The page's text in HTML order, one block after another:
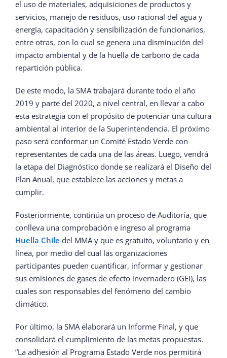
el uso de materiales, adquisiciones de productos y
servicios, manejo de residuos, uso racional del agua y
energía, capacitación y sensibilización de funcionarios,
entre otras, con lo cual se genera una disminución del
impacto ambiental y de la huella de carbono de cada
repartición pública.
De este modo, la SMA trabajará durante todo el año
2019 y parte del 2020, a nivel central, en llevar a cabo
esta estrategia con el propósito de potenciar una cultura
ambiental al interior de la Superintendencia. El próximo
paso será conformar un Comité Estado Verde con
representantes de cada una de las áreas. Luego, vendrá
la etapa del Diagnóstico donde se realizará el Diseño del
Plan Anual, que establece las acciones y metas a
cumplir.
Posteriormente, continúa un proceso de Auditoría, que
conlleva una comprobación e ingreso al programa
Huella Chile del MMA y que es gratuito, voluntario y en
línea, por medio del cual las organizaciones
participantes pueden cuantificar, informar y gestionar
sus emisiones de gases de efecto invernadero (GEI), las
cuales son responsables del fenómeno del cambio
climático.
Por último, la SMA elaborará un Informe Final, y que
consolidará el cumplimiento de las metas propuestas.
“La adhesión al Programa Estado Verde nos permitirá